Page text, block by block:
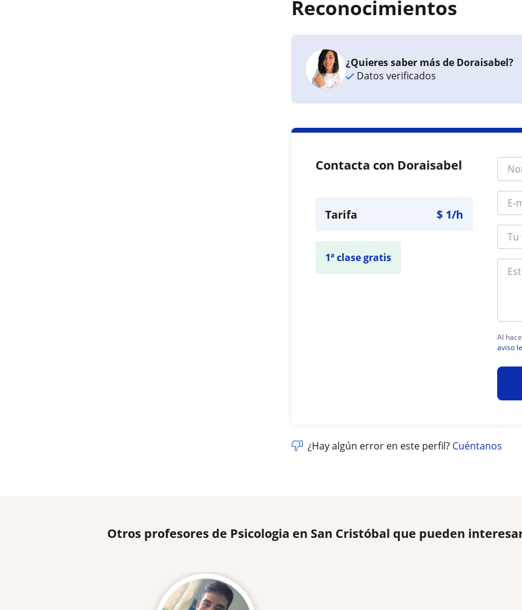
Reconocimientos
¿Quieres saber más de Doraisabel?
Datos verificados
Contacta con Doraisabel
Tarifa $ 1/h
1ª clase gratis
Al
aviso
¿Hay algún error en este perfil? Cuéntanos
Otros profesores de Psicologia en San Cristóbal que pueden